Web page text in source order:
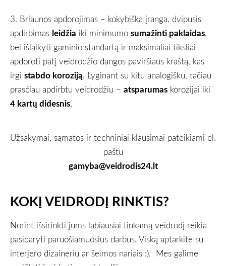
3. Briaunos apdorojimas – kokybiška įranga, dvipusis
apdirbimas leidžia iki minimumo sumažinti paklaidas,
bei išlaikyti gaminio standartą ir maksimaliai tiksliai
apdoroti patį veidrodžio dangos paviršiaus kraštą, kas
irgi stabdo koroziją. Lyginant su kitu analogišku, tačiau
prasčiau apdirbtu veidrodžiu – atsparumas korozijai iki
4 kartų didesnis.
Užsakymai, sąmatos ir techniniai klausimai pateikiami el.
paštu
gamyba@veidrodis24.lt
KOKĮ VEIDRODĮ RINKTIS?
Norint išsirinkti jums labiausiai tinkamą veidrodį reikia
pasidaryti paruošiamuosius darbus. Viską aptarkite su
interjero dizaineriu ar šeimos nariais :). Mes galime